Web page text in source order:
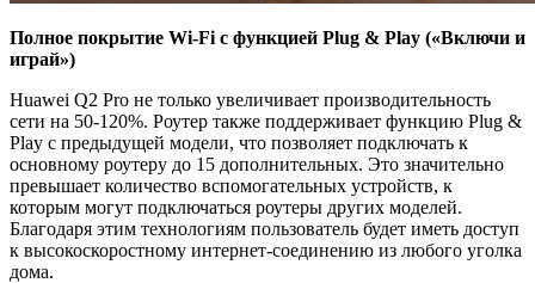
Полное покрытие Wi-Fi с функцией Plug & Play («Включи и
играй»)
Huawei Q2 Pro не только увеличивает производительность
сети на 50-120%. Роутер также поддерживает функцию Plug &
Play с предыдущей модели, что позволяет подключать к
основному роутеру до 15 дополнительных. Это значительно
превышает количество вспомогательных устройств, к
которым могут подключаться роутеры других моделей.
Благодаря этим технологиям пользователь будет иметь доступ
к высокоскоростному интернет-соединению из любого уголка
дома.